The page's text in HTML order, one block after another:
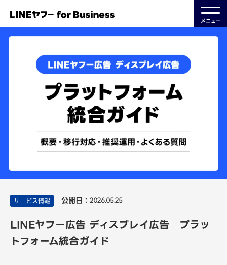
メニュー
サービス情報 公開日： 2026.05.25
LINEヤフー広告 ディスプレイ広告 プラッ
トフォーム統合ガイド